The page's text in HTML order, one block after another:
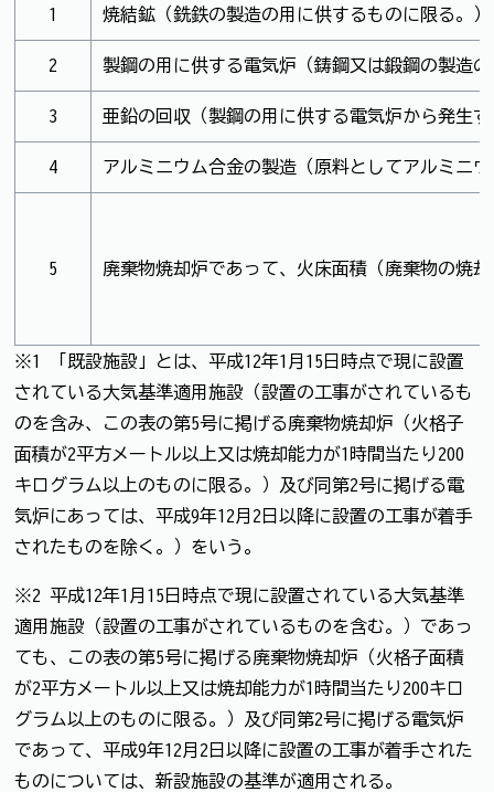
1 焼結鉱（銑鉄の製造の用に供するものに限る。
2 製鋼の用に供する電気炉（鋳鋼又は鍛鋼の製造
3 亜鉛の回収（製鋼の用に供する電気炉から発生
4 アルミニウム合金の製造（原料としてアルミニ
5 廃棄物焼却炉であって、火床面積（廃棄物の焼
※1 「既設施設」とは、平成12年1月15日時点で現に設置
されている大気基準適用施設（設置の工事がされているも
のを含み、この表の第5号に掲げる廃棄物焼却炉（火格子
面積が2平方メートル以上又は焼却能力が1時間当たり200
キログラム以上のものに限る。）及び同第2号に掲げる電
気炉にあっては、平成9年12月2日以降に設置の工事が着手
されたものを除く。）をいう。
※2 平成12年1月15日時点で現に設置されている大気基準
適用施設（設置の工事がされているものを含む。）であっ
ても、この表の第5号に掲げる廃棄物焼却炉（火格子面積
が2平方メートル以上又は焼却能力が1時間当たり200キロ
グラム以上のものに限る。）及び同第2号に掲げる電気炉
であって、平成9年12月2日以降に設置の工事が着手された
ものについては、新設施設の基準が適用される。